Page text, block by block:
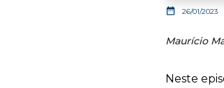
date_range 26/01/2023
Maurício
Neste